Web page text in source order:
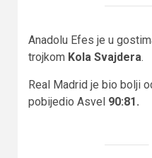
Anadolu Efes je u
trojkom Kola Svajdera.
Real Madrid je bio bolji
pobijedio Asvel 90:81.